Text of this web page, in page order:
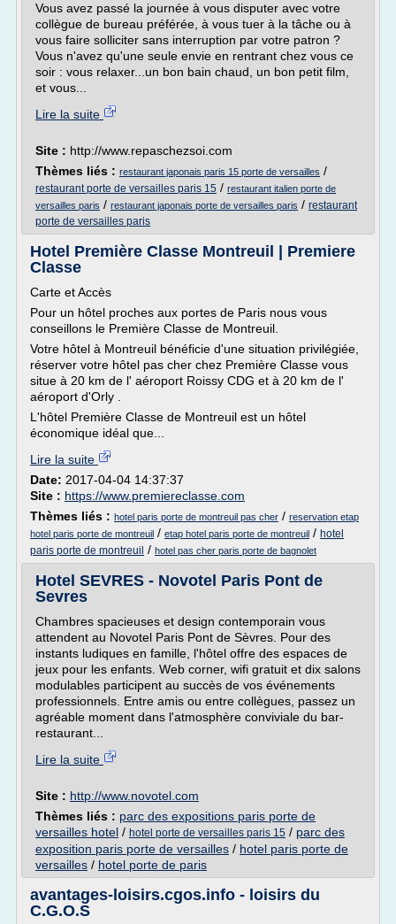
Vous avez passé la journée à vous disputer avec votre
collègue de bureau préférée, à vous tuer à la tâche ou à
vous faire solliciter sans interruption par votre patron ?
Vous n'avez qu'une seule envie en rentrant chez vous ce
soir : vous relaxer...un bon bain chaud, un bon petit film,
et vous...
Lire la suite
Site : http://www.repaschezsoi.com
Thèmes liés : restaurant japonais paris 15 porte de versailles /
restaurant porte de versailles paris 15 / restaurant italien porte de
versailles paris / restaurant japonais porte de versailles paris / restaurant
porte de versailles paris
Hotel Première Classe Montreuil | Premiere
Classe
Carte et Accès
Pour un hôtel proches aux portes de Paris nous vous
conseillons le Première Classe de Montreuil.
Votre hôtel à Montreuil bénéficie d'une situation privilégiée,
réserver votre hôtel pas cher chez Première Classe vous
situe à 20 km de l' aéroport Roissy CDG et à 20 km de l'
aéroport d'Orly .
L'hôtel Première Classe de Montreuil est un hôtel
économique idéal que...
Lire la suite
Date: 2017-04-04 14:37:37
Site : https://www.premiereclasse.com
Thèmes liés : hotel paris porte de montreuil pas cher / reservation etap
hotel paris porte de montreuil / etap hotel paris porte de montreuil / hotel
paris porte de montreuil / hotel pas cher paris porte de bagnolet
Hotel SEVRES - Novotel Paris Pont de
Sevres
Chambres spacieuses et design contemporain vous
attendent au Novotel Paris Pont de Sèvres. Pour des
instants ludiques en famille, l'hôtel offre des espaces de
jeux pour les enfants. Web corner, wifi gratuit et dix salons
modulables participent au succès de vos événements
professionnels. Entre amis ou entre collègues, passez un
agréable moment dans l'atmosphère conviviale du bar-
restaurant...
Lire la suite
Site : http://www.novotel.com
Thèmes liés : parc des expositions paris porte de
versailles hotel / hotel porte de versailles paris 15 / parc des
exposition paris porte de versailles / hotel paris porte de
versailles / hotel porte de paris
avantages-loisirs.cgos.info - loisirs du
C.G.O.S